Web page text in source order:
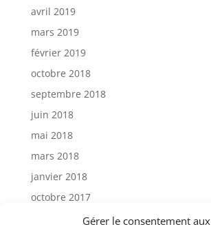
Gérer le consentement aux
avril 2019
mars 2019
février 2019
octobre 2018
septembre 2018
juin 2018
mai 2018
mars 2018
janvier 2018
octobre 2017
janvier 2017